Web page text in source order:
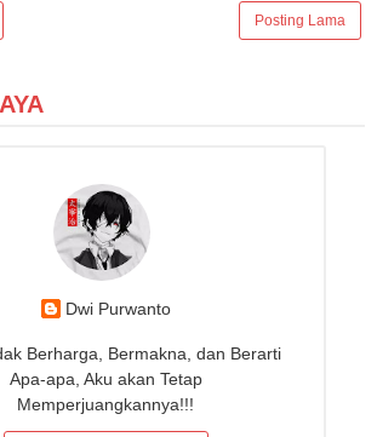
Posting Lama
Dwi Purwanto
Berharga, Bermakna, dan Berarti
Apa-apa, Aku akan Tetap
Memperjuangkannya!!!